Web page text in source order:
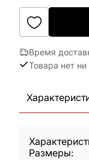
Время
Товара нет
Размеры: